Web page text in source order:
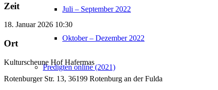
Juli – September 2022
Oktober – Dezember 2022
Predigten online (2021)
Zeit
18. Januar 2026 10:30
Ort
Kulturscheune Hof Hafermas
Rotenburger Str. 13, 36199 Rotenburg an der Fulda